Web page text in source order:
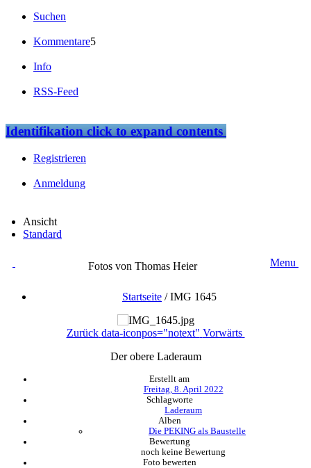
Suchen
Kommentare5
Info
RSS-Feed
Identifikationclick to expand contents
Registrieren
Anmeldung
Ansicht
Standard
Fotos von Thomas Heier Menu
Startseite /IMG 1645
Zurück data-iconpos="notext" Vorwärts
Der obere Laderaum
Erstellt am
Freitag, 8. April 2022
Schlagworte
Laderaum
Alben
Die PEKING als Baustelle
Bewertung
noch keine Bewertung
Foto bewerten